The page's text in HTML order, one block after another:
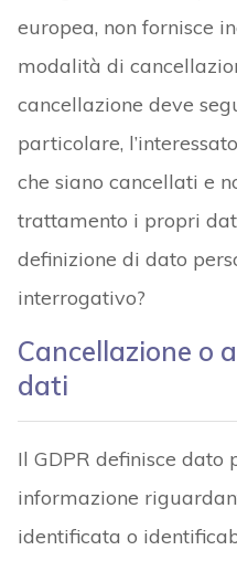
europea, non fornisce
modalità di
cancellazione deve
particolare,
che siano cancellati e
trattamento i propri
definizione di dato
interrogativo?
Cancellazione o
dati
Il GDPR definisce dato
informazione
identificata o